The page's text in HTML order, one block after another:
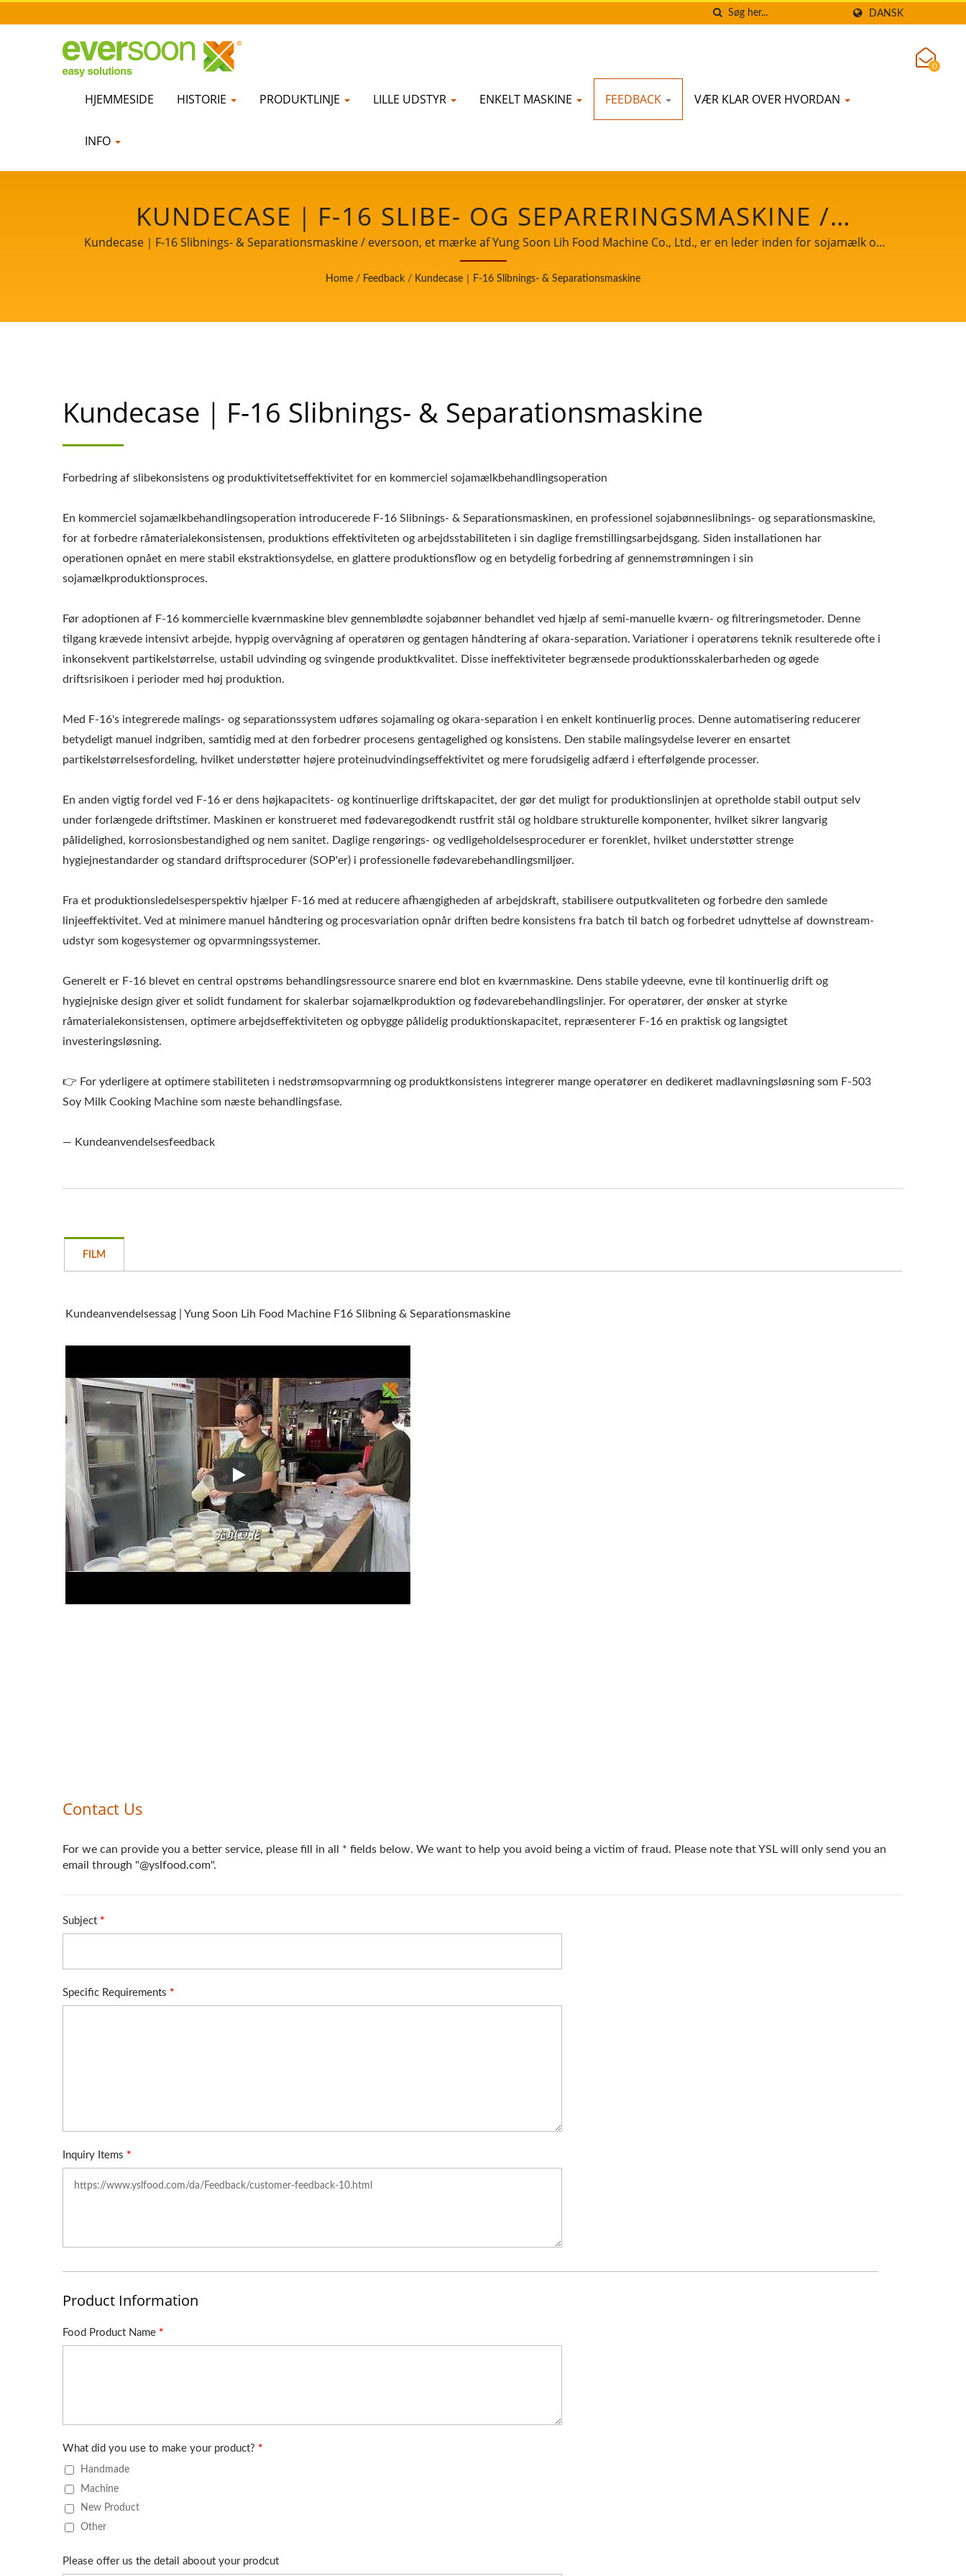
DANSK
HJEMMESIDE HISTORIE PRODUKTLINJE LILLE UDSTYR ENKELT MASKINE FEEDBACK VÆR KLAR OVER HVORDAN
INFO
0
KUNDECASE｜F-16 SLIBE- OG SEPARERINGSMASKINE /
PROFESSIONEL LEVERANDØR AF
SOJABØNNEBEHANDLINGSUDSTYR I 32 ÅR I TAIWAN | YUNG
SOON LIH FOOD MACHINE CO., LTD.
Kundecase｜F-16 Slibnings- & Separationsmaskine / eversoon, et mærke af Yung Soon Lih Food Machine Co., Ltd., er en leder inden for sojamælk og
tofu-maskiner. Som en vogter af fødevaresikkerhed deler vi vores kerne-teknologi og professionelle erfaring inden for tofu-produktion med vores
kunder over hele verden. Lad os være din vigtige og stærke partner til at vidne om din forretningsvækst og succes.
Home / Feedback / Kundecase｜F-16 Slibnings- & Separationsmaskine
Kundecase｜F-16 Slibnings- & Separationsmaskine
Forbedring af slibekonsistens og produktivitetseffektivitet for en kommerciel sojamælkbehandlingsoperation
En kommerciel sojamælkbehandlingsoperation introducerede F-16 Slibnings- & Separationsmaskinen, en professionel sojabønneslibnings- og separationsmaskine,
for at forbedre råmaterialekonsistensen, produktions effektiviteten og arbejdsstabiliteten i sin daglige fremstillingsarbejdsgang. Siden installationen har
operationen opnået en mere stabil ekstraktionsydelse, en glattere produktionsflow og en betydelig forbedring af gennemstrømningen i sin
sojamælkproduktionsproces.
Før adoptionen af F-16 kommercielle kværnmaskine blev gennemblødte sojabønner behandlet ved hjælp af semi-manuelle kværn- og filtreringsmetoder. Denne
tilgang krævede intensivt arbejde, hyppig overvågning af operatøren og gentagen håndtering af okara-separation. Variationer i operatørens teknik resulterede ofte i
inkonsekvent partikelstørrelse, ustabil udvinding og svingende produktkvalitet. Disse ineffektiviteter begrænsede produktionsskalerbarheden og øgede
driftsrisikoen i perioder med høj produktion.
Med F-16's integrerede malings- og separationssystem udføres sojamaling og okara-separation i en enkelt kontinuerlig proces. Denne automatisering reducerer
betydeligt manuel indgriben, samtidig med at den forbedrer procesens gentagelighed og konsistens. Den stabile malingsydelse leverer en ensartet
partikelstørrelsesfordeling, hvilket understøtter højere proteinudvindingseffektivitet og mere forudsigelig adfærd i efterfølgende processer.
En anden vigtig fordel ved F-16 er dens højkapacitets- og kontinuerlige driftskapacitet, der gør det muligt for produktionslinjen at opretholde stabil output selv
under forlængede driftstimer. Maskinen er konstrueret med fødevaregodkendt rustfrit stål og holdbare strukturelle komponenter, hvilket sikrer langvarig
pålidelighed, korrosionsbestandighed og nem sanitet. Daglige rengørings- og vedligeholdelsesprocedurer er forenklet, hvilket understøtter strenge
hygiejnestandarder og standard driftsprocedurer (SOP'er) i professionelle fødevarebehandlingsmiljøer.
Fra et produktionsledelsesperspektiv hjælper F-16 med at reducere afhængigheden af arbejdskraft, stabilisere outputkvaliteten og forbedre den samlede
linjeeffektivitet. Ved at minimere manuel håndtering og procesvariation opnår driften bedre konsistens fra batch til batch og forbedret udnyttelse af downstream-
udstyr som kogesystemer og opvarmningssystemer.
Generelt er F-16 blevet en central opstrøms behandlingsressource snarere end blot en kværnmaskine. Dens stabile ydeevne, evne til kontinuerlig drift og
hygiejniske design giver et solidt fundament for skalerbar sojamælkproduktion og fødevarebehandlingslinjer. For operatører, der ønsker at styrke
råmaterialekonsistensen, optimere arbejdseffektiviteten og opbygge pålidelig produktionskapacitet, repræsenterer F-16 en praktisk og langsigtet
investeringsløsning.
👉 For yderligere at optimere stabiliteten i nedstrømsopvarmning og produktkonsistens integrerer mange operatører en dedikeret madlavningsløsning som F-503
Soy Milk Cooking Machine som næste behandlingsfase.
— Kundeanvendelsesfeedback
FILM
Kundeanvendelsessag | Yung Soon Lih Food Machine F16 Slibning & Separationsmaskine
Kundeanvendelsessag | Yung Soon Lih Food Machine F16 Slibning & Separationsmaskine